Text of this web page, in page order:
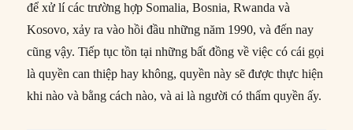
để xử lí các trường hợp Somalia, Bosnia, Rwanda và
Kosovo, xảy ra vào hồi đầu những năm 1990, và đến nay
cũng vậy. Tiếp tục tồn tại những bất đồng về việc có cái gọi
là quyền can thiệp hay không, quyền này sẽ được thực hiện
khi nào và bằng cách nào, và ai là người có thẩm quyền ấy.